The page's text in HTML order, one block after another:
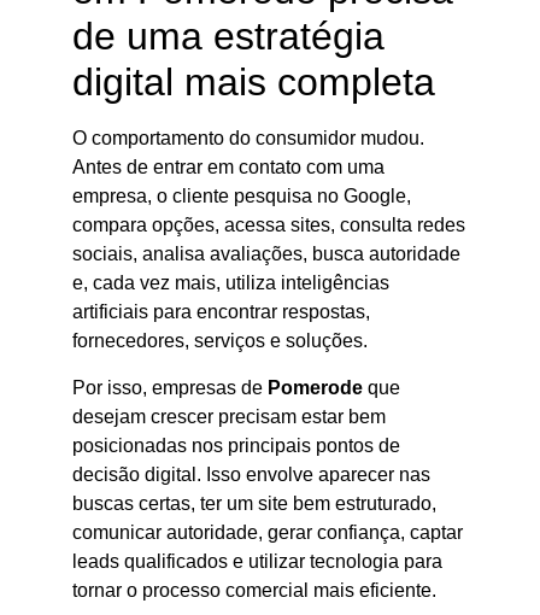
de uma estratégia
digital mais completa
O comportamento do consumidor mudou.
Antes de entrar em contato com uma
empresa, o cliente pesquisa no Google,
compara opções, acessa sites, consulta redes
sociais, analisa avaliações, busca autoridade
e, cada vez mais, utiliza inteligências
artificiais para encontrar respostas,
fornecedores, serviços e soluções.
Por isso, empresas de Pomerode que
desejam crescer precisam estar bem
posicionadas nos principais pontos de
decisão digital. Isso envolve aparecer nas
buscas certas, ter um site bem estruturado,
comunicar autoridade, gerar confiança, captar
leads qualificados e utilizar tecnologia para
tornar o processo comercial mais eficiente.